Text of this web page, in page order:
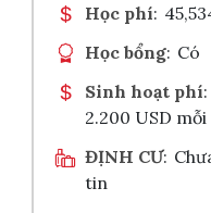
Học phí:
Học bổng: Có
Sinh hoạt phí:
2.200 USD
ĐỊNH CƯ:
tin